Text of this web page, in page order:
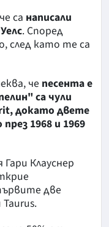
са написали
. Според
след като те са
че песента е
са чули
докато двете
1968 и 1969
Клауснер
две